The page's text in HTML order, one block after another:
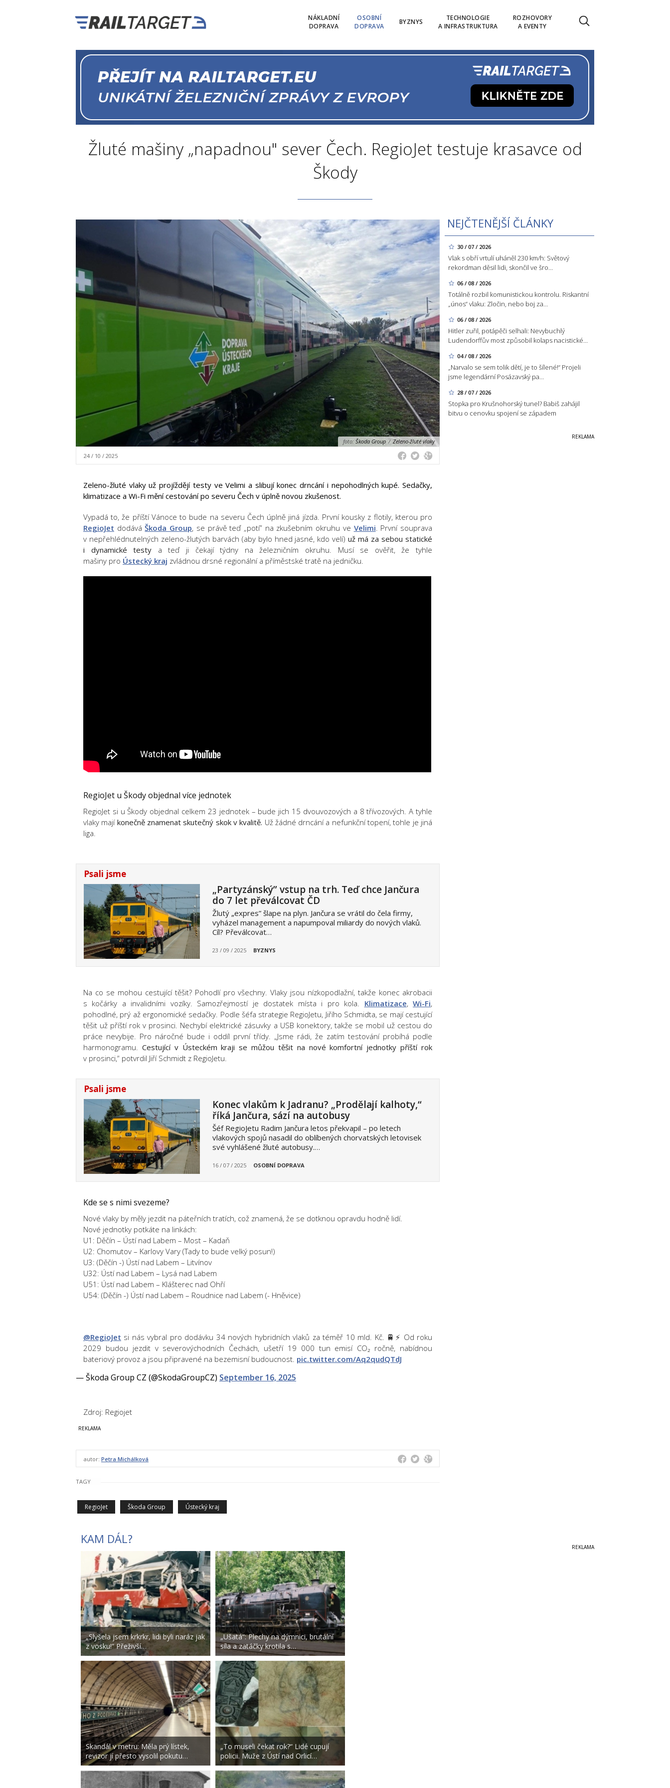
NÁKLADNÍ
DOPRAVA
OSOBNÍ
DOPRAVA
BYZNYS
TECHNOLOGIE
A INFRASTRUKTURA
ROZHOVORY
A EVENTY
Žluté mašiny „napadnou" sever Čech. RegioJet testuje krasavce od
Škody
NEJČTENĚJŠÍ ČLÁNKY
30 / 07 / 2026
Vlak s obří vrtulí uháněl 230 km/h: Světový
rekordman děsil lidi, skončil ve šro…
06 / 08 / 2026
Totálně rozbil komunistickou kontrolu. Riskantní
„únos“ vlaku: Zločin, nebo boj za…
06 / 08 / 2026
Hitler zuřil, potápěči selhali: Nevybuchlý
Ludendorffův most způsobil kolaps nacistické…
04 / 08 / 2026
„Narvalo se sem tolik dětí, je to šílené!“ Projeli
jsme legendární Posázavský pa…
28 / 07 / 2026
Stopka pro Krušnohorský tunel? Babiš zahájil
bitvu o cenovku spojení se západem
foto: Škoda Group / Zeleno-žluté vlaky
24 / 10 / 2025
Zeleno-žluté vlaky už projíždějí testy ve Velimi a slibují konec drncání i nepohodlných kupé. Sedačky,
klimatizace a Wi-Fi mění cestování po severu Čech v úplně novou zkušenost.
Vypadá to, že příští Vánoce to bude na severu Čech úplně jiná jízda. První kousky z flotily, kterou pro
RegioJet dodáváŠkoda Group, se právě teď „potí” na zkušebním okruhu ve Velimi. První souprava
v nepřehlédnutelných zeleno-žlutých barvách (aby bylo hned jasné, kdo velí)už má za sebou statické
i dynamické testy a teď ji čekají týdny na železničním okruhu. Musí se ověřit, že tyhle
mašiny pro Ústecký kraj zvládnou drsné regionální a příměstské tratě na jedničku.
RegioJet u Škody objednal více jednotek
RegioJet si u Škody objednal celkem 23 jednotek – bude jich 15 dvouvozových a 8 třívozových. A tyhle
vlaky mají konečně znamenat skutečný skok v kvalitě. Už žádné drncání a nefunkční topení, tohle je jiná
liga.
Psali jsme
„Partyzánský” vstup na trh. Teď chce Jančura
do 7 let převálcovat ČD
Žlutý „expres” šlape na plyn. Jančura se vrátil do čela firmy,
vyházel management a napumpoval miliardy do nových vlaků.
Cíl? Převálcovat…
23 / 09 / 2025 BYZNYS
Na co se mohou cestující těšit? Pohodlí pro všechny. Vlaky jsou nízkopodlažní, takže konec akrobacii
s kočárky a invalidními vozíky. Samozřejmostí je dostatek místa i pro kola. Klimatizace,Wi-Fi,
pohodlné, prý až ergonomické sedačky. Podle šéfa strategie RegioJetu, Jiřího Schmidta, se mají cestující
těšit už příští rok v prosinci. Nechybí elektrické zásuvky a USB konektory, takže se mobil už cestou do
práce nevybije. Pro náročné bude i oddíl první třídy. „Jsme rádi, že zatím testování probíhá podle
harmonogramu. Cestující v Ústeckém kraji se můžou těšit na nové komfortní jednotky příští rok
v prosinci,“ potvrdil Jiří Schmidt z RegioJetu.
Psali jsme
Konec vlakům k Jadranu? „Prodělají kalhoty,“
říká Jančura, sází na autobusy
Šéf RegioJetu Radim Jančura letos překvapil – po letech
vlakových spojů nasadil do oblíbených chorvatských letovisek
své vyhlášené žluté autobusy.…
16 / 07 / 2025 OSOBNÍ DOPRAVA
Kde se s nimi svezeme?
Nové vlaky by měly jezdit na páteřních tratích, což znamená, že se dotknou opravdu hodně lidí.
Nové jednotky potkáte na linkách:
U1: Děčín – Ústí nad Labem – Most – Kadaň
U2: Chomutov – Karlovy Vary (Tady to bude velký posun!)
U3: (Děčín -) Ústí nad Labem – Litvínov
U32: Ústí nad Labem – Lysá nad Labem
U51: Ústí nad Labem – Klášterec nad Ohří
U54: (Děčín -) Ústí nad Labem – Roudnice nad Labem (- Hněvice)
@RegioJet si nás vybral pro dodávku 34 nových hybridních vlaků za téměř 10 mld. Kč. 🚆⚡ Od roku
2029 budou jezdit v severovýchodních Čechách, ušetří 19 000 tun emisí CO₂ ročně, nabídnou
bateriový provoz a jsou připravené na bezemisní budoucnost. pic.twitter.com/Aq2qudQTdJ
— Škoda Group CZ (@SkodaGroupCZ) September 16, 2025
Zdroj: Regiojet
autor: Petra Michálková
TAGY
RegioJet Škoda Group Ústecký kraj
KAM DÁL?
„Slyšela jsem krkrkr, lidi byli naráz jak
z vosku!“ Přeživší…
Skandál v metru: Měla prý lístek,
revizor jí přesto vysolil pokutu…
„Ušatá“: Plechy na dýmnici, brutální
síla a zatáčky krotila s…
„To museli čekat rok?“ Lidé cupují
policii. Muže z Ústí nad Orlicí…